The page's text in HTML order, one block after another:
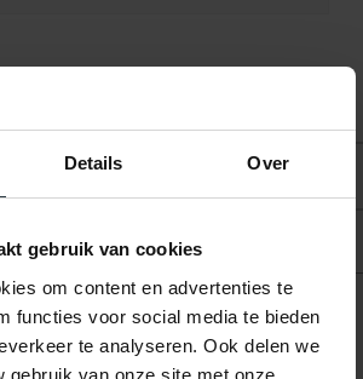
Details Over
gebruik van cookies
om content en advertenties te
functies voor social media te bieden
te analyseren. Ook delen we
gebruik van onze site met onze
producten